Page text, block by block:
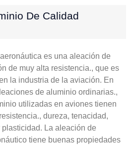
De Calidad
es una aleación de
de muy alta resistencia., que es
la industria de la aviación. En
de aluminio ordinarias.,
utilizadas en aviones tienen
dureza, tenacidad,
La aleación de
tiene buenas propiedades